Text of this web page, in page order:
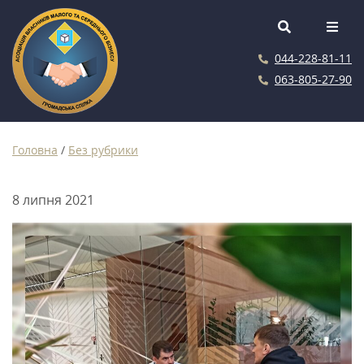
044-228-81-11
063-805-27-90
Головна / Без рубрики
8 липня 2021